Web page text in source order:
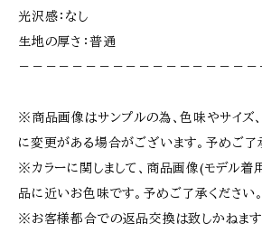
光沢感：なし
生地の厚さ：普通
－－－－－－－－－－－－－－－－－－
※商品画像はサンプルの為、色味やサイズ
に変更がある場合がございます。予めご了
※カラーに関しまして、商品画像(モデル
品に近いお色味です。予めご了承ください。
※お客様都合での返品交換は致しかねま